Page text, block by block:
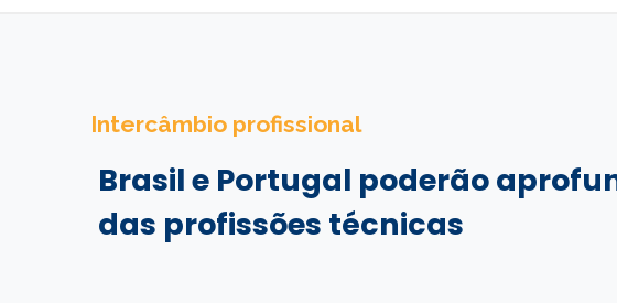
Intercâmbio profissional
Brasil e Portugal poderão
das profissões técnicas